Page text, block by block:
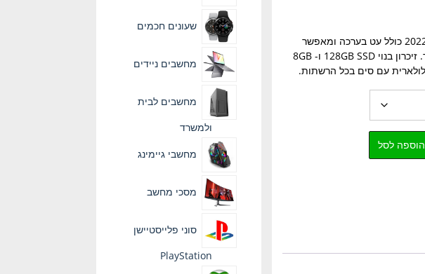
הדגם החדש של סמסונג לשנת 2022 כולל עט בערכה ומאפשר
שימוש במקלדת הנמכרת בנפרד. זיכרון בנוי 128GB SSD ו- 8GB
הוספה לסל
שעונים חכמים
מחשבים ניידים
מחשבים לבית
ולמשרד
מחשבי גיימינג
מסכי מחשב
סוני פלייסטיישן
PlayStation